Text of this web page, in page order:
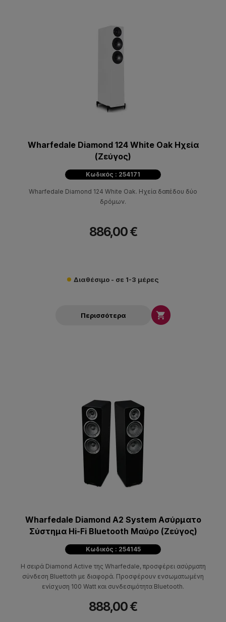
Wharfedale Diamond 124 White Oak Ηχεία
(Ζεύγος)
Κωδικός : 254171
Wharfedale Diamond 124 White Oak. Hχεία δαπέδου δύο
δρόμων.
886,00 €
Διαθέσιμο - σε 1-3 μέρες
Περισσότερα 
Wharfedale Diamond A2 System Ασύρματο
Σύστημα Hi-Fi Bluetooth Μαύρο (Ζεύγος)
Κωδικός : 254145
Η σειρά Diamond Active της Wharfedale, προσφέρει ασύρματη
σύνδεση Bluettoth με διαφορά. Προσφέρουν ενσωματωμένη
ενίσχυση 100 Watt και συνδεσιμότητα Bluetooth.
888,00 €